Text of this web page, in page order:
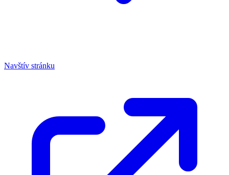
Navštív stránku